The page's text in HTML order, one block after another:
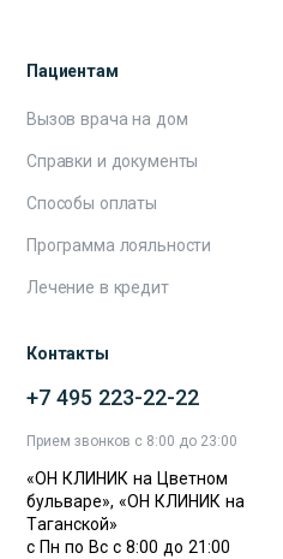
Пациентам
Вызов врача на дом
Справки и документы
Способы оплаты
Программа лояльности
Лечение в кредит
Контакты
+7 495 223-22-22
Прием звонков с 8:00 до 23:00
«ОН КЛИНИК на Цветном
бульваре», «ОН КЛИНИК на
Таганской»
с Пн по Вс с 8:00 до 21:00